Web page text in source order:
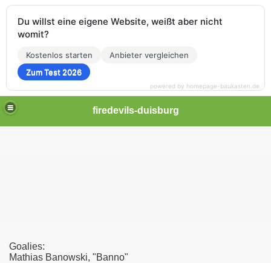
firedevils-duisburg
Goalies:
Mathias Banowski, "Banno"
Du willst eine eigene Website, weißt aber nicht
womit?
Kostenlos starten
Anbieter vergleichen
Zum Test 2026
powered by homepage-baukasten.de